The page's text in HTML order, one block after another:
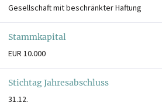
Gesellschaft mit beschränkter Haftung
Stammkapital
EUR 10.000
Stichtag Jahresabschluss
31.12.